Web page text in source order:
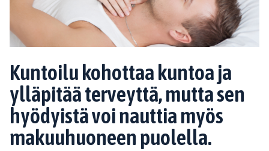
Kuntoilu kohottaa kuntoa ja
ylläpitää terveyttä, mutta sen
hyödyistä voi nauttia myös
makuuhuoneen puolella.